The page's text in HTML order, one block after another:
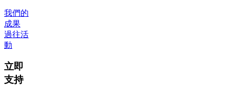
我們的
成果
過往活
動
立即
支持